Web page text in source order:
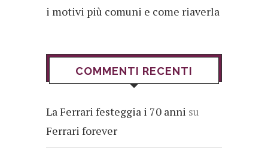
i motivi più comuni e come riaverla
COMMENTI RECENTI
La Ferrari festeggia i 70 anni su
Ferrari forever